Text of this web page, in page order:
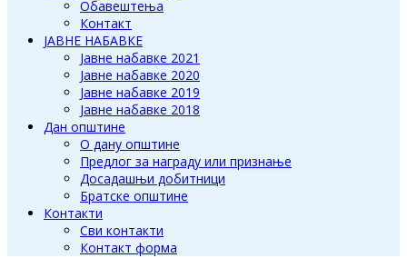
Обавештења
Контакт
ЈАВНЕ НАБАВКЕ
Јавне набавке 2021
Јавне набавке 2020
Јавне набавке 2019
Јавне набавке 2018
Дан општине
О дану општине
Предлог за награду или признање
Досадашњи добитници
Братске општине
Контакти
Сви контакти
Контакт форма